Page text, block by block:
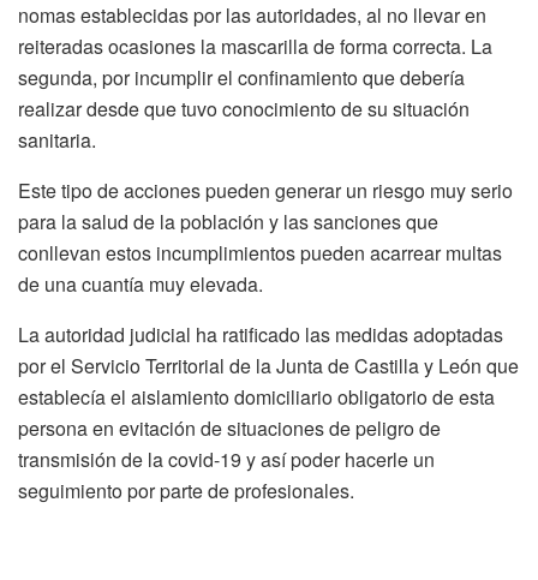
nomas establecidas por las autoridades, al no llevar en
reiteradas ocasiones la mascarilla de forma correcta. La
segunda, por incumplir el confinamiento que debería
realizar desde que tuvo conocimiento de su situación
sanitaria.
Este tipo de acciones pueden generar un riesgo muy serio
para la salud de la población y las sanciones que
conllevan estos incumplimientos pueden acarrear multas
de una cuantía muy elevada.
La autoridad judicial ha ratificado las medidas adoptadas
por el Servicio Territorial de la Junta de Castilla y León que
establecía el aislamiento domiciliario obligatorio de esta
persona en evitación de situaciones de peligro de
transmisión de la covid-19 y así poder hacerle un
seguimiento por parte de profesionales.